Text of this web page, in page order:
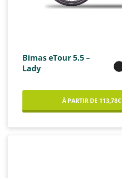
Bimas eTour 5.5 –
Lady
À PARTIR DE